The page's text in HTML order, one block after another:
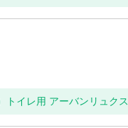
トイレ用 アーバンリュクス